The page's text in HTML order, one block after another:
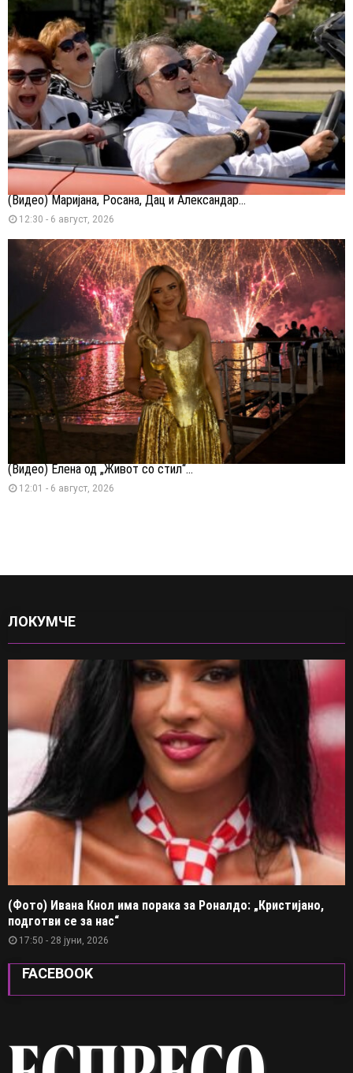
(Видео) Маријана, Росана, Дац и Александар...
12:30 - 6 август, 2026
(Видео) Елена од „Живот со стил“...
12:01 - 6 август, 2026
ЛОКУМЧЕ
(Фото) Ивана Кнол има порака за Роналдо: „Кристијано,
подготви се за нас“
17:50 - 28 јуни, 2026
FACEBOOK